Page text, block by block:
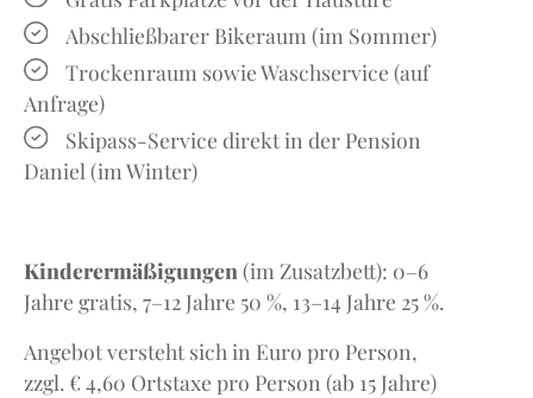
Abschließbarer Bikeraum (im Sommer)
Trockenraum sowie Waschservice (auf
Anfrage)
Skipass-Service direkt in der Pension
Daniel (im Winter)
Kinderermäßigungen (im Zusatzbett): 0–6
Jahre gratis, 7–12 Jahre 50 %, 13–14 Jahre 25 %.
Angebot versteht sich in Euro pro Person,
zzgl. € 4,60 Ortstaxe pro Person (ab 15 Jahre)